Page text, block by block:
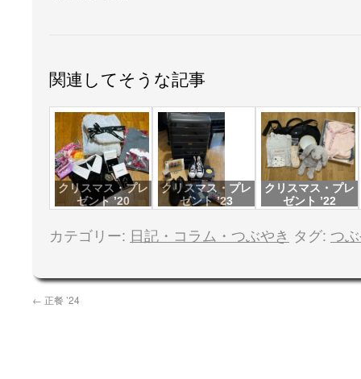
関連してそうな記事
クリスマス・プレ
ゼント ’20
クリスマス・プレ
ゼント ’23
クリスマス・プレ
ゼント ’22
カテゴリー: 日記・コラム・つぶやき タグ: つ
← 正餐 ’24